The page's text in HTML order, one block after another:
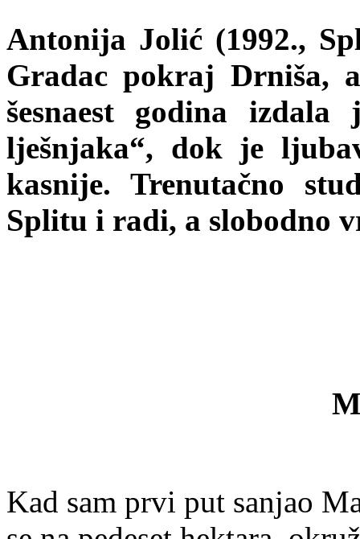
Antonija Jolić (1992.,
Gradac pokraj Drniša,
šesnaest godina
lješnjaka“, dok je
kasnije. Trenutačno
Splitu i radi, a slobodno
Kad sam prvi put sanjao